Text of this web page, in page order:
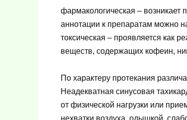
фармакологическая – возникает
аннотации к препаратам можно
токсическая – проявляется как
веществ, содержащих кофеин,
По характеру протекания
Неадекватная синусовая
от физической нагрузки или